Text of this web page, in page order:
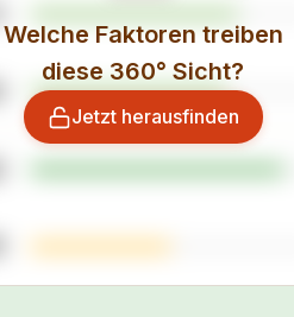
Welche Faktoren treiben
diese 360° Sicht?
Jetzt herausfinden